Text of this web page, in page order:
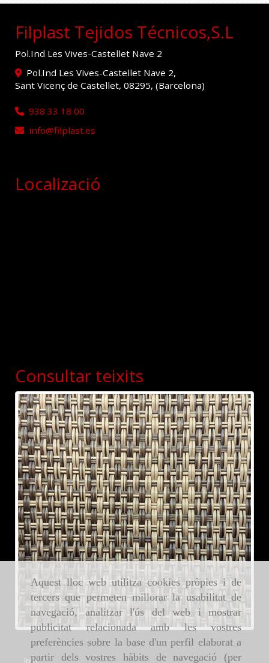
Aquest lloc web utilitza cookies pròpies i de
tercers que permeten millorar la usabilitat de
navegació, analitzar l'ús del web i mostrar
publicitat relacionada amb les vostres
preferències sobre la base d'un perfil elaborat a
partir dels vostres hàbits de navegació (per
Filplast Tejidos Técnicos,S.L
Pol.Ind Les Vives-Castellet Nave 2
Pol.Ind Les Vives-Castellet Nave 2,
Sant Vicenç de Castellet, 08295, (Barcelona)
938 33 18 00
info
filplast.es
Localizació
Consultar teixits